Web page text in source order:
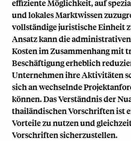
effiziente Möglichkeit, auf
und lokales Marktwissen
vollständige juristische Einheit
Ansatz kann die
Kosten im Zusammenhang mit
Beschäftigung erheblich
Unternehmen ihre Aktivitäten
sich an wechselnde
können. Das Verständnis der
thailändischen Vorschriften ist
Vorteile zu nutzen und
Vorschriften sicherzustellen.